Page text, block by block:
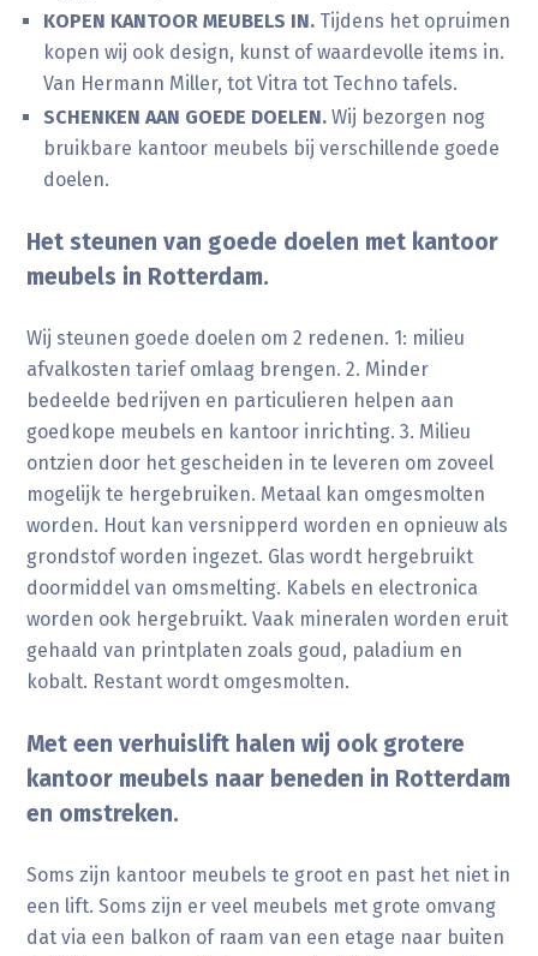
KOPEN KANTOOR MEUBELS IN. Tijdens het opruimen
kopen wij ook design, kunst of waardevolle items in.
Van Hermann Miller, tot Vitra tot Techno tafels.
SCHENKEN AAN GOEDE DOELEN. Wij bezorgen nog
bruikbare kantoor meubels bij verschillende goede
doelen.
Het steunen van goede doelen met kantoor
meubels in Rotterdam.
Wij steunen goede doelen om 2 redenen. 1: milieu
afvalkosten tarief omlaag brengen. 2. Minder
bedeelde bedrijven en particulieren helpen aan
goedkope meubels en kantoor inrichting. 3. Milieu
ontzien door het gescheiden in te leveren om zoveel
mogelijk te hergebruiken. Metaal kan omgesmolten
worden. Hout kan versnipperd worden en opnieuw als
grondstof worden ingezet. Glas wordt hergebruikt
doormiddel van omsmelting. Kabels en electronica
worden ook hergebruikt. Vaak mineralen worden eruit
gehaald van printplaten zoals goud, paladium en
kobalt. Restant wordt omgesmolten.
Met een verhuislift halen wij ook grotere
kantoor meubels naar beneden in Rotterdam
en omstreken.
Soms zijn kantoor meubels te groot en past het niet in
een lift. Soms zijn er veel meubels met grote omvang
dat via een balkon of raam van een etage naar buiten